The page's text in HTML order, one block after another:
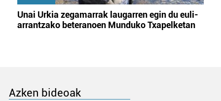
Unai Urkia zegamarrak laugarren egin du euli-
arrantzako beteranoen Munduko Txapelketan
Azken bideoak